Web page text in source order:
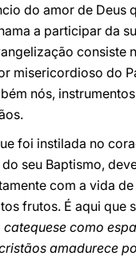
do amor de Deus
a participar da
consiste
misericordioso do
nós,
foi instilada no
seu Baptismo,
com a vida
frutos. É aqui que
catequese como
amadurece